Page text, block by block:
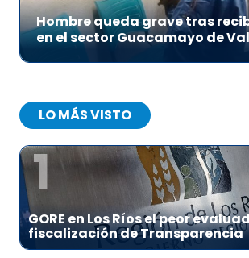
Hombre queda grave tras
en el sector Guacamayo de
LO MÁS VISTO
1
GORE en Los Ríos el peor
fiscalización de Transparencia